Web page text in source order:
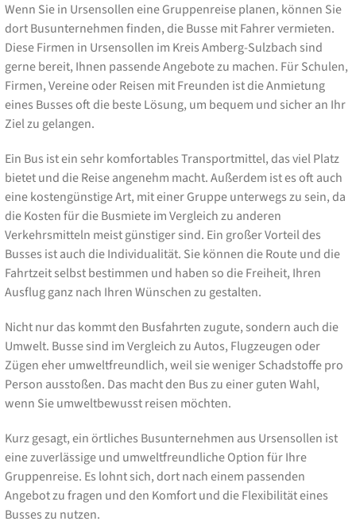
Wenn Sie in Ursensollen eine Gruppenreise planen, können Sie
dort Busunternehmen finden, die Busse mit Fahrer vermieten.
Diese Firmen in Ursensollen im Kreis Amberg-Sulzbach sind
gerne bereit, Ihnen passende Angebote zu machen. Für Schulen,
Firmen, Vereine oder Reisen mit Freunden ist die Anmietung
eines Busses oft die beste Lösung, um bequem und sicher an Ihr
Ziel zu gelangen.
Ein Bus ist ein sehr komfortables Transportmittel, das viel Platz
bietet und die Reise angenehm macht. Außerdem ist es oft auch
eine kostengünstige Art, mit einer Gruppe unterwegs zu sein, da
die Kosten für die Busmiete im Vergleich zu anderen
Verkehrsmitteln meist günstiger sind. Ein großer Vorteil des
Busses ist auch die Individualität. Sie können die Route und die
Fahrtzeit selbst bestimmen und haben so die Freiheit, Ihren
Ausflug ganz nach Ihren Wünschen zu gestalten.
Nicht nur das kommt den Busfahrten zugute, sondern auch die
Umwelt. Busse sind im Vergleich zu Autos, Flugzeugen oder
Zügen eher umweltfreundlich, weil sie weniger Schadstoffe pro
Person ausstoßen. Das macht den Bus zu einer guten Wahl,
wenn Sie umweltbewusst reisen möchten.
Kurz gesagt, ein örtliches Busunternehmen aus Ursensollen ist
eine zuverlässige und umweltfreundliche Option für Ihre
Gruppenreise. Es lohnt sich, dort nach einem passenden
Angebot zu fragen und den Komfort und die Flexibilität eines
Busses zu nutzen.